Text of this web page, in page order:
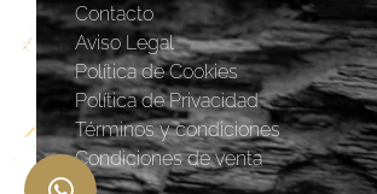
Contacto
Aviso Legal
Política de Cookies
Política de Privacidad
Términos y condiciones
Condiciones de venta